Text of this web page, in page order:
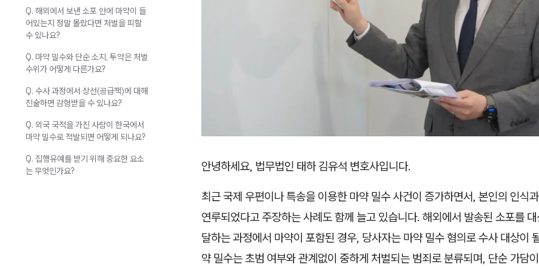
안녕하세요, 법무법인 태하 김유석 변호사입니다.
최근 국제 우편이나 특송을 이용한 마약 밀수 사건이 증가하면서, 본인의 인식
연루되었다고 주장하는 사례도 함께 늘고 있습니다. 해외에서 발송된 소포를
달하는 과정에서 마약이 포함된 경우, 당사자는 마약 밀수 혐의로 수사 대상이
약 밀수는 초범 여부와 관계없이 중하게 처벌되는 범죄로 분류되며, 단순 가담
Q. 해외에서 보낸 소포 안에 마약이 들
어있는지 정말 몰랐다면 처벌을 피할
수 있나요?
Q. 마약 밀수와 단순 소지, 투약은 처벌
수위가 어떻게 다른가요?
Q. 수사 과정에서 상선(공급책)에 대해
진술하면 감형받을 수 있나요?
Q. 외국 국적을 가진 사람이 한국에서
마약 밀수로 적발되면 어떻게 되나요?
Q. 집행유예를 받기 위해 중요한 요소
는 무엇인가요?